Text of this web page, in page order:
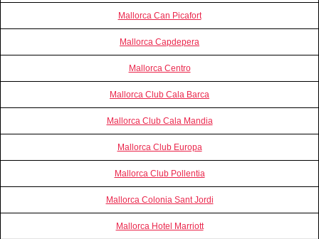
Mallorca Can Picafort
Mallorca Capdepera
Mallorca Centro
Mallorca Club Cala Barca
Mallorca Club Cala Mandia
Mallorca Club Europa
Mallorca Club Pollentia
Mallorca Colonia Sant Jordi
Mallorca Hotel Marriott